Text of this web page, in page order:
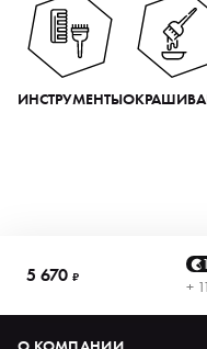
ИНСТРУМЕНТЫ
5 670 ₽
+